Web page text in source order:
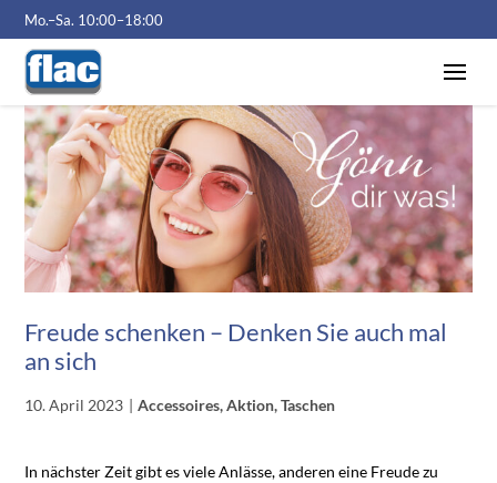
Mo.–Sa. 10:00–18:00
Freude schenken – Denken Sie auch mal
an sich
10. April 2023 Accessoires, Aktion, Taschen
In nächster Zeit gibt es viele Anlässe, anderen eine Freude zu